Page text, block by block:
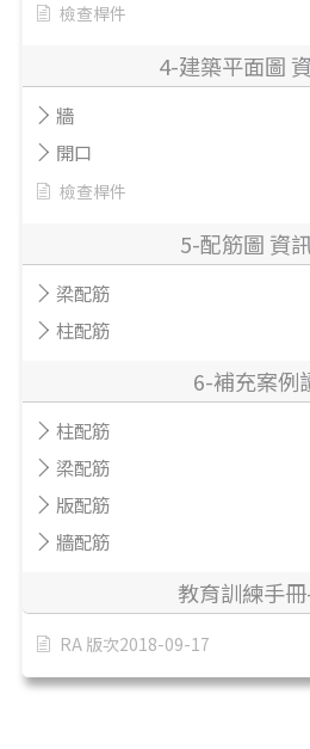
檢查桿件
4-建築平面圖
牆
開口
檢查桿件
5-配筋圖 資
梁配筋
柱配筋
6-補充案例
柱配筋
梁配筋
版配筋
牆配筋
教育訓練手
RA 版次2018-09-17